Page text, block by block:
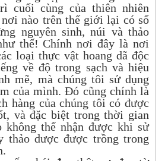
cuối cùng của thiên nhiên
nào trên thế giới lại có số
nguyên sinh, núi và thảo
thế! Chính nơi đây là nơi
loại thực vật hoang dã độc
về độ trong sạch và hiệu
mẽ, mà chúng tôi sử dụng
của mình. Đó cũng chính là
hàng của chúng tôi có được
và đặc biệt trong thời gian
không thể nhận được khi sử
thảo dược được trồng trong